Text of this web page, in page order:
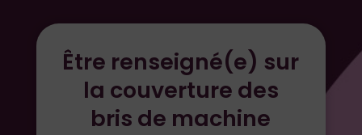
Être renseigné(e) sur
la couverture des
bris de machine